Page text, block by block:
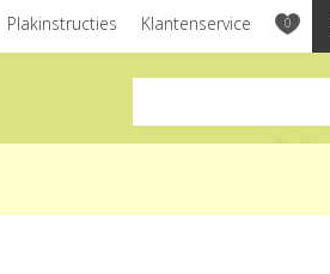
Plakinstructies Klantenservice 0